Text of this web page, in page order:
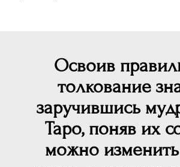
Освоив
толкование
заручившись
Таро, поняв их
можно